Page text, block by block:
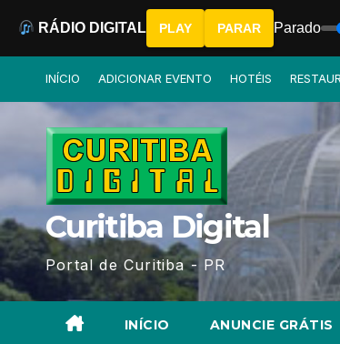
INÍCIO ADICIONAR EVENTO HOTÉIS
Curitiba Digital
Portal de Curitiba - PR
INÍCIO ANUNCIE GRÁTIS
RÁDIO DIGITAL PLAY PARAR Parado